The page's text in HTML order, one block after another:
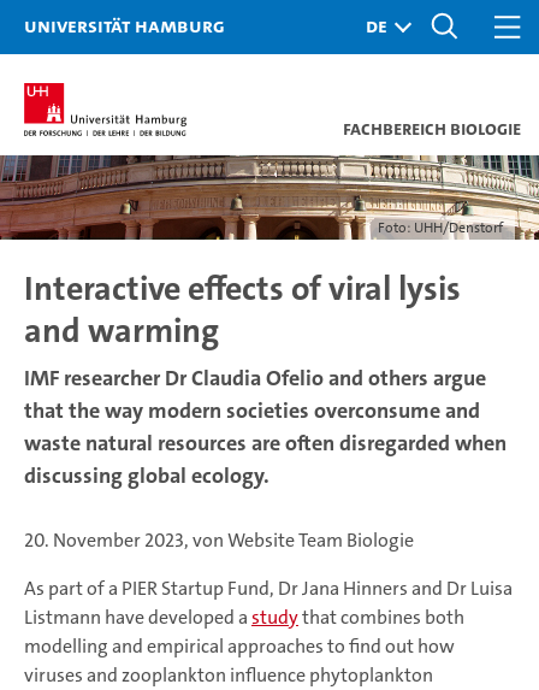
Universität Hamburg
Fachbereich Biologie
Foto: UHH/Denstorf
Interactive effects of viral lysis
and warming
IMF researcher Dr Claudia Ofelio and others argue
that the way modern societies overconsume and
waste natural resources are often disregarded when
discussing global ecology.
20. November 2023, von Website Team Biologie
As part of a PIER Startup Fund, Dr Jana Hinners and Dr Luisa
Listmann have developed astudythat combines both
modelling and empirical approaches to find out how
viruses and zooplankton influence phytoplankton